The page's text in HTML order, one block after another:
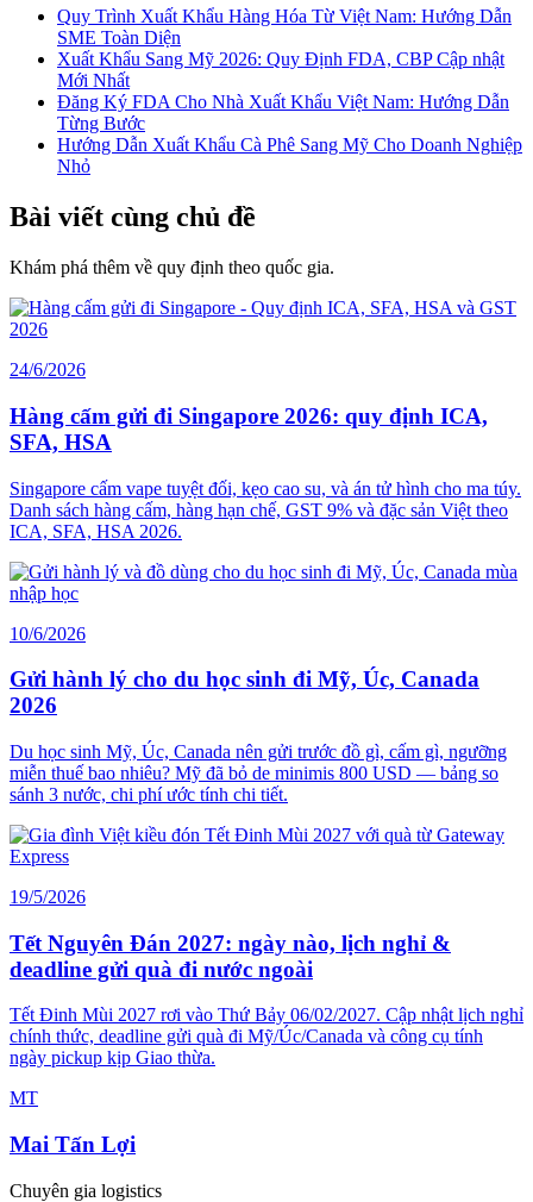
Quy Trình Xuất Khẩu Hàng Hóa Từ Việt Nam: Hướng Dẫn
SME Toàn Diện
Xuất Khẩu Sang Mỹ 2026: Quy Định FDA, CBP Cập nhật
Mới Nhất
Đăng Ký FDA Cho Nhà Xuất Khẩu Việt Nam: Hướng Dẫn
Từng Bước
Hướng Dẫn Xuất Khẩu Cà Phê Sang Mỹ Cho Doanh Nghiệp
Nhỏ
Bài viết cùng chủ đề
Khám phá thêm về quy định theo quốc gia.
24/6/2026
Hàng cấm gửi đi Singapore 2026: quy định ICA,
SFA, HSA
Singapore cấm vape tuyệt đối, kẹo cao su, và án tử hình cho ma túy.
Danh sách hàng cấm, hàng hạn chế, GST 9% và đặc sản Việt theo
ICA, SFA, HSA 2026.
10/6/2026
Gửi hành lý cho du học sinh đi Mỹ, Úc, Canada
2026
Du học sinh Mỹ, Úc, Canada nên gửi trước đồ gì, cấm gì, ngưỡng
miễn thuế bao nhiêu? Mỹ đã bỏ de minimis 800 USD — bảng so
sánh 3 nước, chi phí ước tính chi tiết.
19/5/2026
Tết Nguyên Đán 2027: ngày nào, lịch nghỉ &
deadline gửi quà đi nước ngoài
Tết Đinh Mùi 2027 rơi vào Thứ Bảy 06/02/2027. Cập nhật lịch nghỉ
chính thức, deadline gửi quà đi Mỹ/Úc/Canada và công cụ tính
ngày pickup kịp Giao thừa.
MT
Mai Tấn Lợi
Chuyên gia logistics